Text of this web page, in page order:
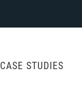
CASE STUDIES